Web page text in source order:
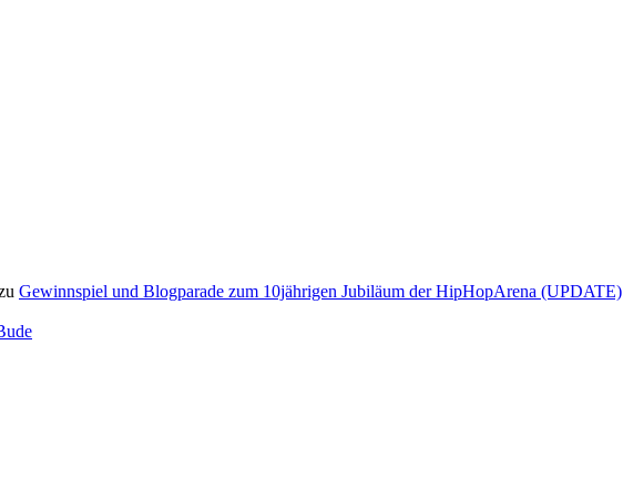
Gewinnspiel und Blogparade zum 10jährigen Jubiläum der HipHopArena (UPDATE)